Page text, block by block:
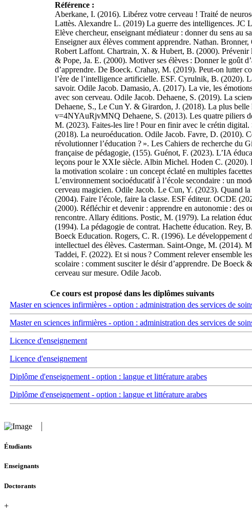
Référence :
Aberkane, I. (2016). Libérez votre cerveau ! Traité de
Lattès. Alexandre L. (2019) La guerre des intelligences.
Elève chercheur, enseignant médiateur : donner du sens
Enseigner aux élèves comment apprendre. Nathan.
Robert Laffont. Chartrain, X. & Hubert, B. (2000). Prévenir
& Pope, Ja. E. (2000). Motiver ses élèves : Donner le goût
d’apprendre. De Boeck. Crahay, M. (2019). Peut-on lutter
l’ère de l’intelligence artificielle. ESF. Cyrulnik, B. (2020).
savoir. Odile Jacob. Damasio, A. (2017). La vie, les
avec son cerveau. Odile Jacob. Dehaene, S. (2019). La
Dehaene, S., Le Cun Y. & Girardon, J. (2018). La plus
v=4NYAuRjvMNQ Dehaene, S. (2013). Les quatre piliers
M. (2023). Faites-les lire ! Pour en finir avec le crétin
(2018). La neuroéducation. Odile Jacob. Favre, D. (2010).
révolutionner l’éducation ? ». Les Cahiers de recherche du
française de pédagogie, (155). Guénot, F. (2023). L’IA
leçons pour le XXIe siècle. Albin Michel. Hoden C. (2020).
la motivation scolaire : un concept éclaté en multiples
L’environnement socioéducatif à l’école secondaire : un
cerveau magicien. Odile Jacob. Le Cun, Y. (2023). Quand
(2004). Faire l’école, faire la classe. ESF éditeur. OCDE
(2000). Réfléchir et devenir : apprendre en autonomie : des
rencontre. Allary éditions. Postic, M. (1979). La relation
(1994). La pédagogie de contrat. Hachette éducation. Rey,
Boeck Education. Rogers, C. R. (1996). Le développement
intellectuel des élèves. Casterman. Saint-Onge, M. (2014).
Taddei, F. (2022). Et si nous ? Comment relever
scolaire : comment susciter le désir d’apprendre. De
cerveau sur mesure. Odile Jacob.
Ce cours est proposé dans les diplômes suivants
Master en sciences infirmières - option : administration des services de
Master en sciences infirmières - option : administration des services de
Licence d'enseignement
Licence d'enseignement
Diplôme d'enseignement - option : langue et littérature arabes
Diplôme d'enseignement - option : langue et littérature arabes
Étudiants
Enseignants
Doctorants
+